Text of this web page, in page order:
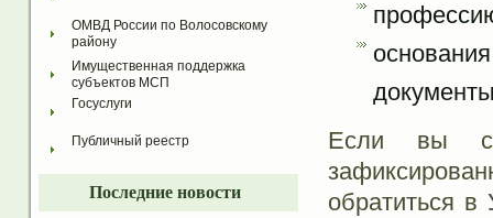
ОМВД России по Волосовскому
району
Имущественная поддержка
субъектов МСП
Госуслуги
Публичный реестр
Последние новости
Если вы
обратиться